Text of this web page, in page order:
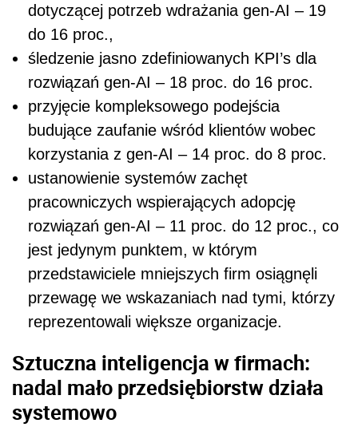
dotyczącej potrzeb wdrażania gen-AI – 19
do 16 proc.,
śledzenie jasno zdefiniowanych KPI’s dla
rozwiązań gen-AI – 18 proc. do 16 proc.
przyjęcie kompleksowego podejścia
budujące zaufanie wśród klientów wobec
korzystania z gen-AI – 14 proc. do 8 proc.
ustanowienie systemów zachęt
pracowniczych wspierających adopcję
rozwiązań gen-AI – 11 proc. do 12 proc., co
jest jedynym punktem, w którym
przedstawiciele mniejszych firm osiągnęli
przewagę we wskazaniach nad tymi, którzy
reprezentowali większe organizacje.
Sztuczna inteligencja w firmach:
nadal mało przedsiębiorstw działa
systemowo